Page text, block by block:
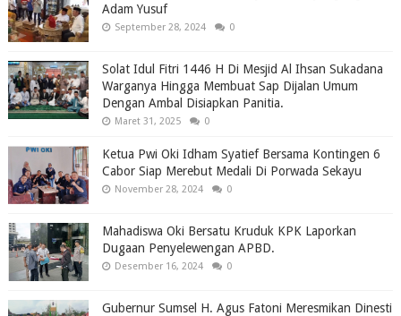
Adam Yusuf
September 28, 2024 0
Solat Idul Fitri 1446 H Di Mesjid Al Ihsan Sukadana
Warganya Hingga Membuat Sap Dijalan Umum
Dengan Ambal Disiapkan Panitia.
Maret 31, 2025 0
Ketua Pwi Oki Idham Syatief Bersama Kontingen 6
Cabor Siap Merebut Medali Di Porwada Sekayu
November 28, 2024 0
Mahadiswa Oki Bersatu Kruduk KPK Laporkan
Dugaan Penyelewengan APBD.
Desember 16, 2024 0
Gubernur Sumsel H. Agus Fatoni Meresmikan Dinesti